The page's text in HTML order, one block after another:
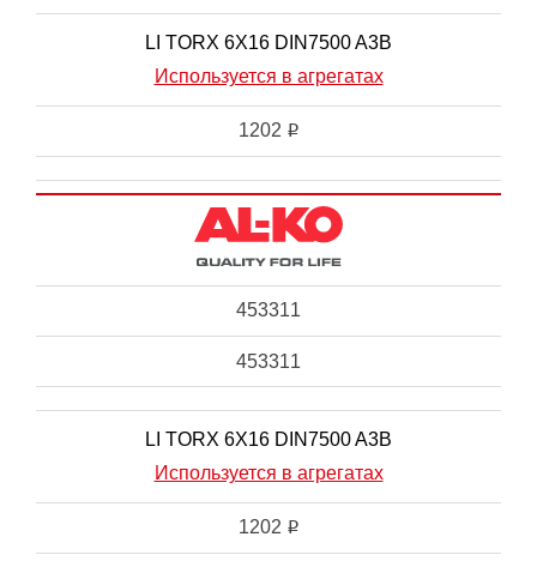
LI TORX 6X16 DIN7500 A3B
Используется в агрегатах
1202 i
453311
453311
LI TORX 6X16 DIN7500 A3B
Используется в агрегатах
1202 i